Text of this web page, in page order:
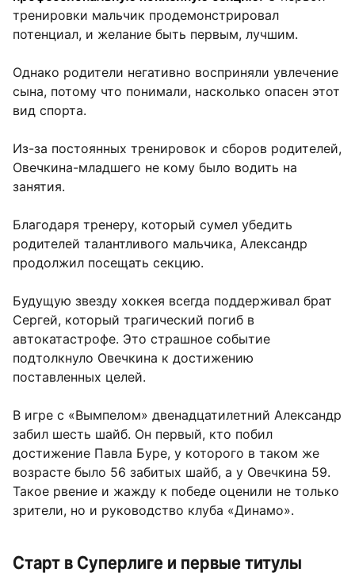
тренировки мальчик продемонстрировал
потенциал, и желание быть первым, лучшим.
Однако родители негативно восприняли увлечение
сына, потому что понимали, насколько опасен этот
вид спорта.
Из-за постоянных тренировок и сборов родителей,
Овечкина-младшего не кому было водить на
занятия.
Благодаря тренеру, который сумел убедить
родителей талантливого мальчика, Александр
продолжил посещать секцию.
Будущую звезду хоккея всегда поддерживал брат
Сергей, который трагический погиб в
автокатастрофе. Это страшное событие
подтолкнуло Овечкина к достижению
поставленных целей.
В игре с «Вымпелом» двенадцатилетний Александр
забил шесть шайб. Он первый, кто побил
достижение Павла Буре, у которого в таком же
возрасте было 56 забитых шайб, а у Овечкина 59.
Такое рвение и жажду к победе оценили не только
зрители, но и руководство клуба «Динамо».
Старт в Суперлиге и первые титулы